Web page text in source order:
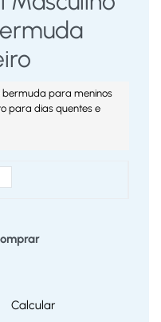
bermuda para meninos
para dias quentes e
Calcular